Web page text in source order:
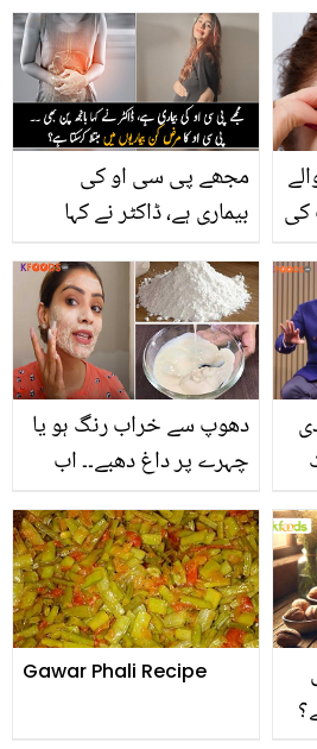
سستا فیشل کرنے کا طریقہ
بتادیا
مجھے پی سی او کی
بیماری ہے، ڈاکٹر نے کہا
کا مرض کیا ہے اور یہ کن
بیماریوں میں مبتلا کرسکتا
ہے؟ جانیئے خاتون کی
کہانی
کی
دھوپ سے خراب رنگ ہو یا
چہرے پر داغ دھبے۔۔ اب
گورا، وہ بھی آسان طریقے
سے
Gawar Phali Recipe